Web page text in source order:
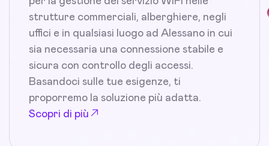
strutture commerciali, alberghiere, negli
uffici e in qualsiasi luogo ad Alessano in cui
sia necessaria una connessione stabile e
sicura con controllo degli accessi.
Basandoci sulle tue esigenze, ti
proporremo la soluzione più adatta.
Scopri di più